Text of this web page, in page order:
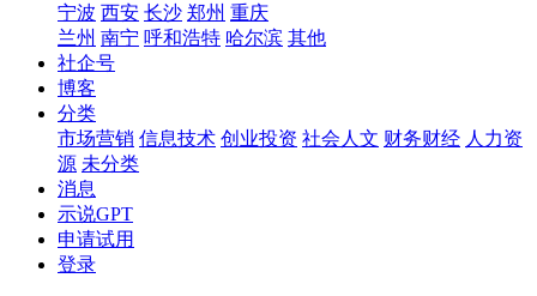
宁波 西安 长沙 郑州 重庆
兰州 南宁 呼和浩特 哈尔滨 其他
社企号
博客
分类
市场营销 信息技术 创业投资 社会人文 财务财经 人力资
源 未分类
消息
示说GPT
申请试用
登录